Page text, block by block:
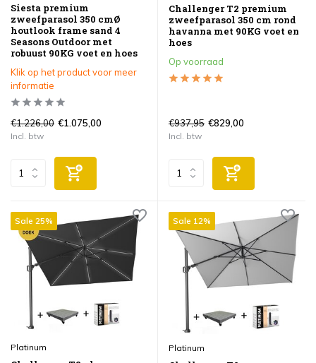
Siesta premium
zweefparasol 350 cmØ
houtlook frame sand 4
Seasons Outdoor met
robuust 90KG voet en hoes
Klik op het product voor meer
informatie
€1.226,00 €1.075,00
Incl. btw
Challenger T2 premium
zweefparasol 350 cm rond
havanna met 90KG voet en
hoes
Op voorraad
€937,95 €829,00
Incl. btw
Sale 25%
Platinum
Sale 12%
Platinum